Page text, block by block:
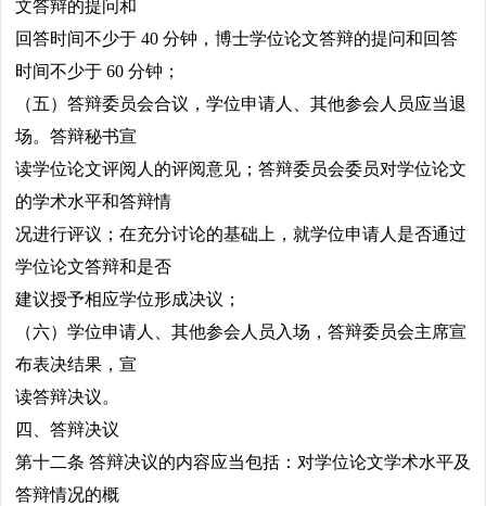
文答辩的提问和
回答时间不少于 40 分钟，博士学位论文答辩的提问和回答
时间不少于 60 分钟；
（五）答辩委员会合议，学位申请人、其他参会人员应当退
场。答辩秘书宣
读学位论文评阅人的评阅意见；答辩委员会委员对学位论文
的学术水平和答辩情
况进行评议；在充分讨论的基础上，就学位申请人是否通过
学位论文答辩和是否
建议授予相应学位形成决议；
（六）学位申请人、其他参会人员入场，答辩委员会主席宣
布表决结果，宣
读答辩决议。
四、答辩决议
第十二条 答辩决议的内容应当包括：对学位论文学术水平及
答辩情况的概